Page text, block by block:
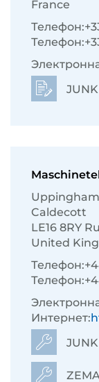
France
Телефон:
Телефон:
Caldecott
LE16 8RY
United
Телефон:
Телефон:
Интернет: